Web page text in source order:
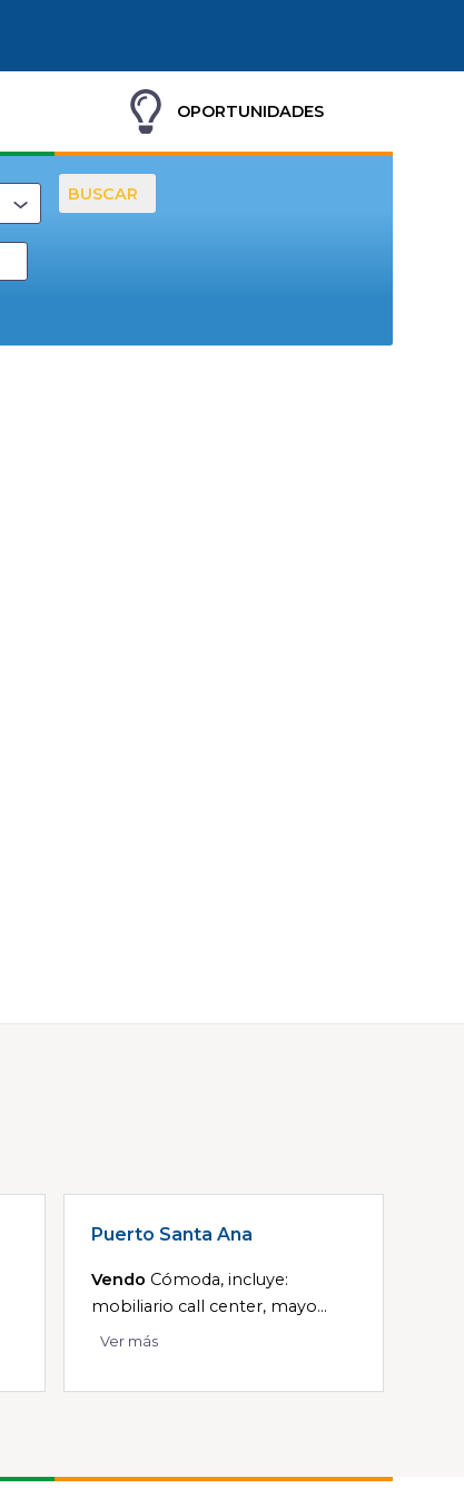
OPORTUNIDADES
BUSCAR
Puerto Santa Ana
Vendo Cómoda, incluye:
mobiliario call center, mayo...
Ver más